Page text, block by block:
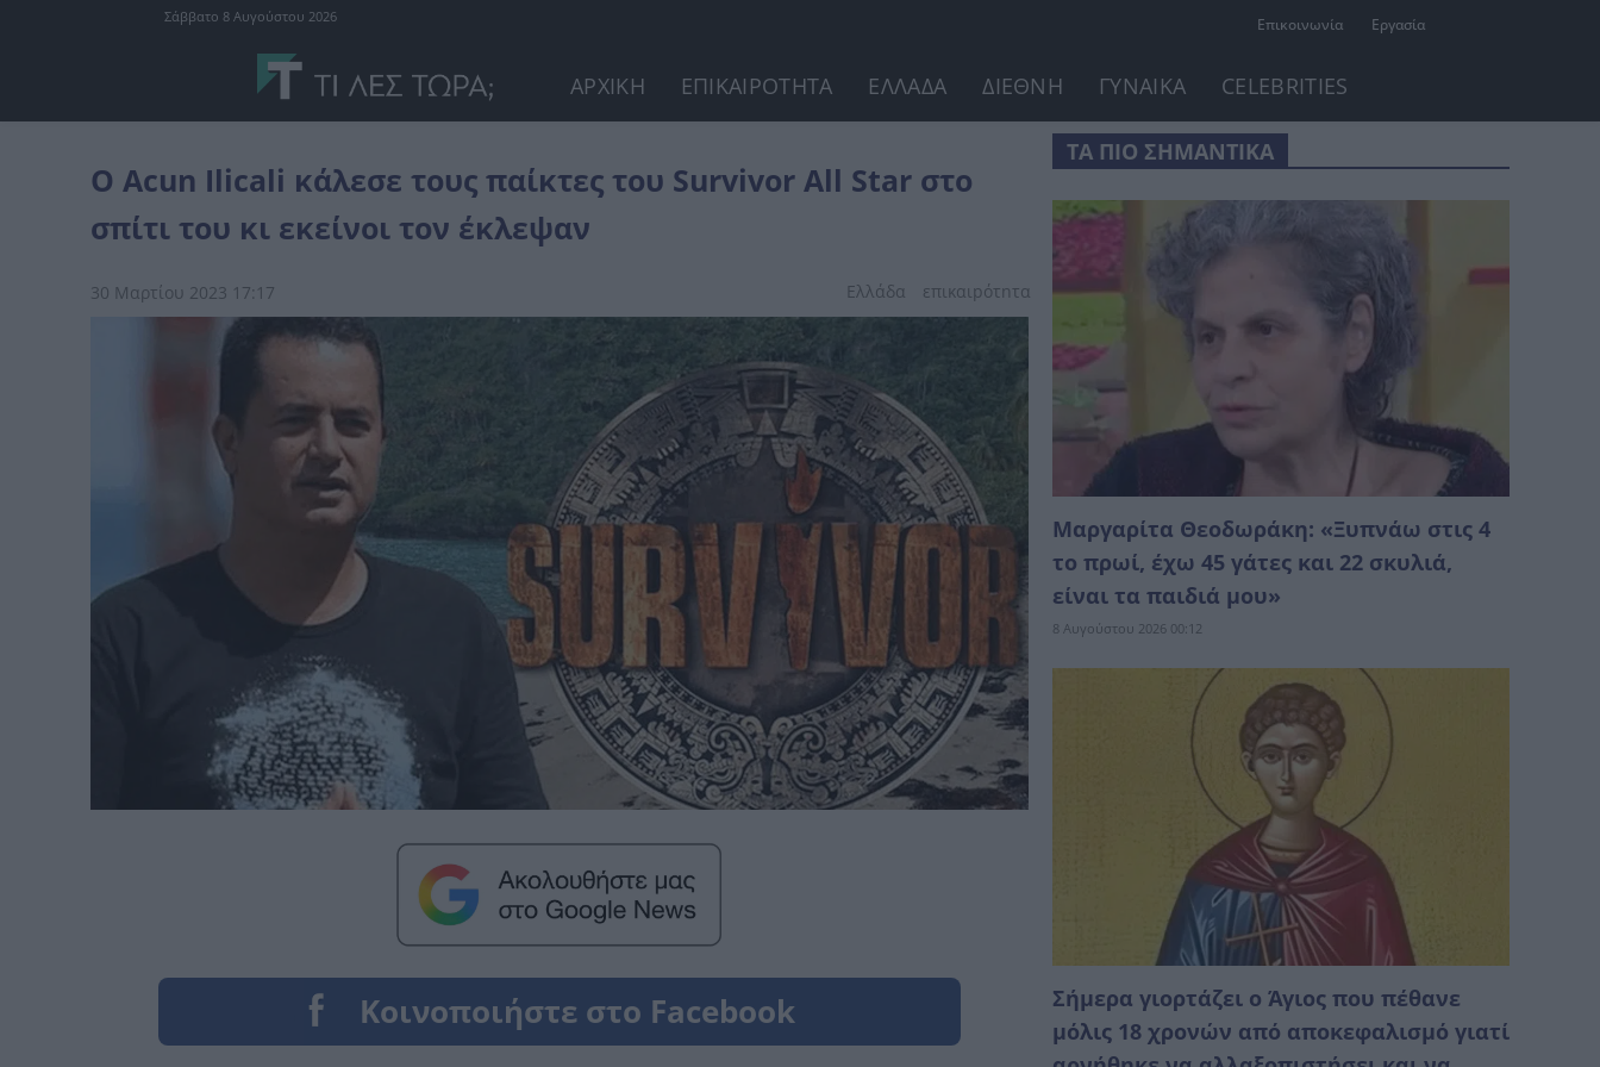
Επικοινωνία Εργασία
Σάββατο 8 Αυγούστου 2026
ΑΡΧΙΚΗ ΕΠΙΚΑΙΡΟΤΗΤΑ ΕΛΛΑΔΑ ΔΙΕΘΝΗ ΓΥΝΑΙΚΑ CELEBRITIES
Ο Acun Ilicali κάλεσε τους παίκτες του Survivor All Star στο
σπίτι του κι εκείνοι τον έκλεψαν
30 Μαρτίου 2023 17:17 Ελλάδα επικαιpότnτα
ΤΑ ΠΙΟ ΣΗΜΑΝΤΙΚΑ
Μαργαρίτα Θεοδωράκη: «Ξυπνάω στις 4
το πρωί, έχω 45 γάτες και 22 σκυλιά,
είναι τα παιδιά μου»
8 Αυγούστου 2026 00:12
Σήμερα γιορτάζει ο Άγιος που πέθανε
μόλις 18 χρονών από αποκεφαλισμό γιατί